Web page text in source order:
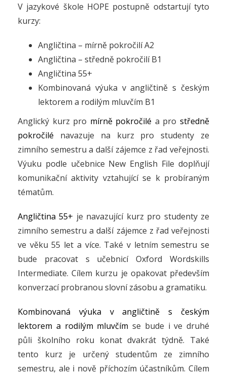
V jazykové škole HOPE postupně odstartují tyto
kurzy:
Angličtina – mírně pokročilí A2
Angličtina – středně pokročilí B1
Angličtina 55+
Kombinovaná výuka v angličtině s českým
lektorem a rodilým mluvčím B1
Anglický kurz pro mírně pokročilé a prostředně
pokročilé navazuje na kurz pro studenty ze
zimního semestru a další zájemce z řad veřejnosti.
Výuku podle učebnice New English File doplňují
komunikační aktivity vztahující se k probíraným
tématům.
Angličtina 55+ je navazující kurz pro studenty ze
zimního semestru a další zájemce z řad veřejnosti
ve věku 55 let a více. Také v letním semestru se
bude pracovat s učebnicí Oxford Wordskills
Intermediate. Cílem kurzu je opakovat především
konverzací probranou slovní zásobu a gramatiku.
Kombinovaná výuka v angličtině s českým
lektorem a rodilým mluvčím se bude i ve druhé
půli školního roku konat dvakrát týdně. Také
tento kurz je určený studentům ze zimního
semestru, ale i nově příchozím účastníkům. Cílem